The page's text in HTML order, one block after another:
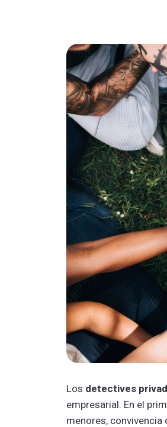
Los detectives
empresarial. En el
menores,